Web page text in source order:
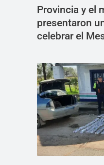
Provincia y el
presentaron
celebrar el